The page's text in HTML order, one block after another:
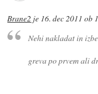
Brane2 je 16. dec 2011 ob
Nehi nakladat in
greva po prvem ali